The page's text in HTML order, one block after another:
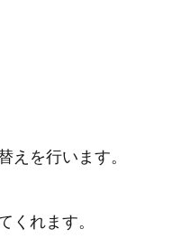
えを行います。
くれます。